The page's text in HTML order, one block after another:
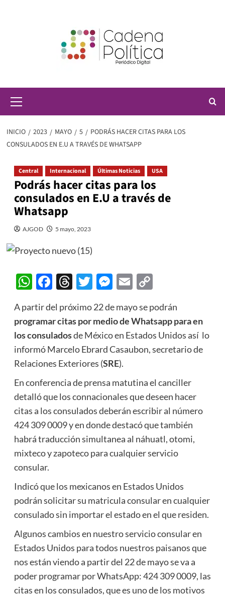
principal
INICIO 2023 MAYO 5
PODRÁS HACER CITAS PARA LOS
CONSULADOS EN E.U A TRAVÉS DE WHATSAPP
Central Internacional Últimas Noticias USA
Podrás hacer citas para los
consulados en E.U a través de
Whatsapp
AJGOD 5 mayo, 2023
WhatsApp
Facebook
Threads
Twitter
Messenger
EmailCopy
A partir del próximo 22 de mayo se podrán
programar citas por medio de Whatsapp para en
los consuladosde México en Estados Unidos así lo
informó Marcelo Ebrard Casaubon, secretario de
Relaciones Exteriores (SRE).
En conferencia de prensa matutina el canciller
detalló que los connacionales que deseen hacer
citas a los consulados deberán escribir al número
424 309 0009 y en donde destacó que también
habrá traducción simultanea al náhuatl, otomi,
mixteco y zapoteco para cualquier servicio
consular.
Indicó que los mexicanos en Estados Unidos
podrán solicitar su matricula consular en cualquier
consulado sin importar el estado en el que residen.
Algunos cambios en nuestro servicio consular en
Estados Unidos para todos nuestros paisanos que
nos están viendo a partir del 22 de mayo se va a
poder programar por WhatsApp: 424 309 0009, las
citas en los consulados, que es uno de los motivos